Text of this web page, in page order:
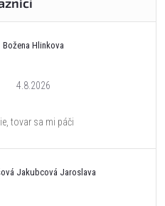
Božena Hlinkova
4.8.2026
tovar sa mi páči
Jakubcová Jaroslava